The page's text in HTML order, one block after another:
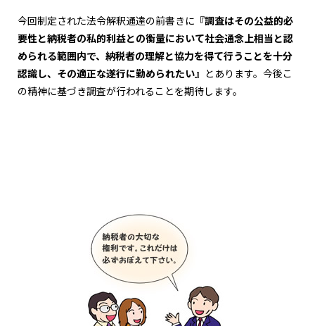
今回制定された法令解釈通達の前書きに 『調査はその公益的必
要性と納税者の私的利益との衡量において社会通念上相当と認
められる範囲内で、納税者の理解と協力を得て行うことを十分
認識し、その適正な遂行に勤められたい』 とあります。今後こ
の精神に基づき調査が行われることを期待します。